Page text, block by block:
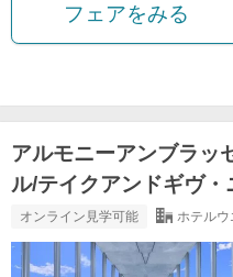
フェアをみる
アルモニーアンブラッ
ル/テイクアンドギヴ
オンライン見学可能 ホテル